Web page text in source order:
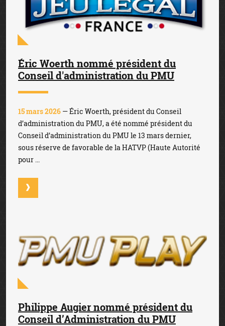
Éric Woerth nommé président du
Conseil d'administration du PMU
15 mars 2026 — Éric Woerth, président du Conseil
d’administration du PMU, a été nommé président du
Conseil d’administration du PMU le 13 mars dernier,
sous réserve de favorable de la HATVP (Haute Autorité
pour ...
Philippe Augier nommé président du
Conseil d’Administration du PMU